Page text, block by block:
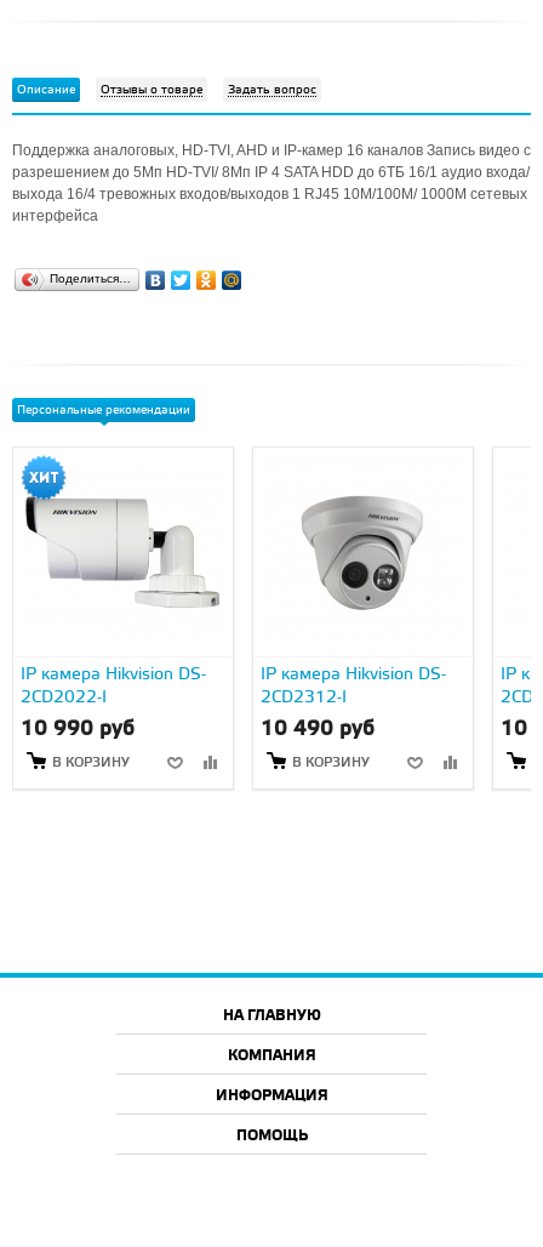
Описание Отзывы о товаре Задать вопрос
Поддержка аналоговых, HD-TVI, AHD и IP-камер 16 каналов Запись видео с
разрешением до 5Мп HD-TVI/ 8Мп IP 4 SATA HDD до 6ТБ 16/1 аудио входа/
выхода 16/4 тревожных входов/выходов 1 RJ45 10M/100M/ 1000М сетевых
интерфейса
Поделиться…
Персональные рекомендации
IP камера Hikvision DS-
2CD2022-I
10 990 руб
В КОРЗИНУ
IP камера Hikvision DS-
2CD2312-I
10 490 руб
В КОРЗИНУ
IP
10
НА ГЛАВНУЮ
КОМПАНИЯ
ИНФОРМАЦИЯ
ПОМОЩЬ